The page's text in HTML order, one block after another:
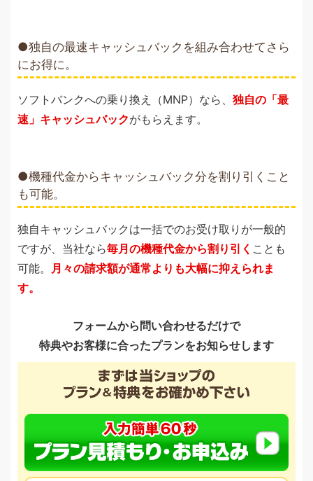
独自の最速キャッシュバックを組み合わせてさら
にお得に。
ソフトバンクへの乗り換え（MNP）なら、 独自の「最
速」キャッシュバックがもらえます。
機種代金からキャッシュバック分を割り引くこと
も可能。
独自キャッシュバックは一括でのお受け取りが一般的
ですが、当社なら毎月の機種代金から割り引く ことも
可能。 月々の請求額が通常よりも大幅に抑えられま
す。
フォームから問い合わせるだけで
特典やお客様に合ったプランをお知らせします